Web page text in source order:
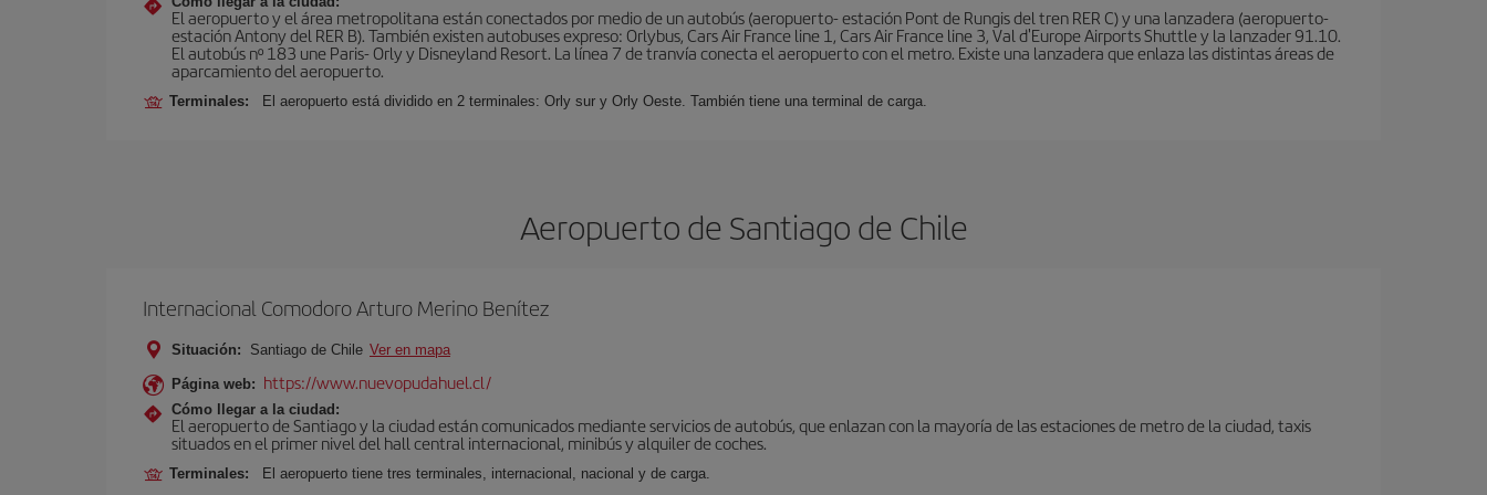
El aeropuerto y el área metropolitana están conectados por medio de un autobús (aeropuerto- estación Pont de Rungis del tren RER C) y una lanzadera (aeropuerto-
estación Antony del RER B). También existen autobuses expreso: Orlybus, Cars Air France line 1, Cars Air France line 3, Val d'Europe Airports Shuttle y la lanzader 91.10.
El autobús nº 183 une Paris- Orly y Disneyland Resort. La línea 7 de tranvía conecta el aeropuerto con el metro. Existe una lanzadera que enlaza las distintas áreas de
aparcamiento del aeropuerto.
Terminales: El aeropuerto está dividido en 2 terminales: Orly sur y Orly Oeste. También tiene una terminal de carga.
Aeropuerto de Santiago de Chile
Internacional Comodoro Arturo Merino Benítez
Situación: Santiago de Chile Ver en mapa
Página web: https://www.nuevopudahuel.cl/
Cómo llegar a la ciudad:
El aeropuerto de Santiago y la ciudad están comunicados mediante servicios de autobús, que enlazan con la mayoría de las estaciones de metro de la ciudad, taxis
situados en el primer nivel del hall central internacional, minibús y alquiler de coches.
Terminales: El aeropuerto tiene tres terminales, internacional, nacional y de carga.